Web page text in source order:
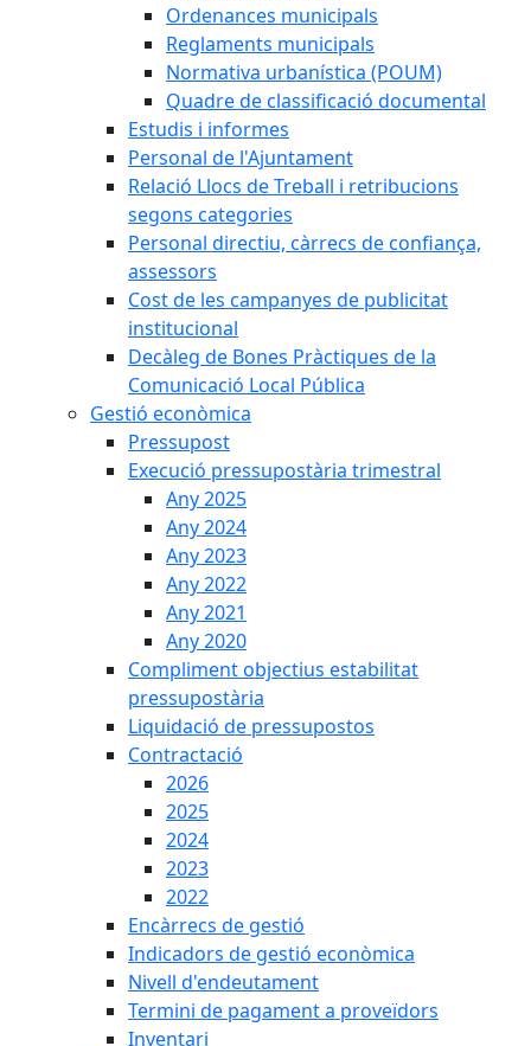
Ordenances municipals
Reglaments municipals
Normativa urbanística (POUM)
Quadre de classificació documental
Estudis i informes
Personal de l'Ajuntament
Relació Llocs de Treball i retribucions
segons categories
Personal directiu, càrrecs de confiança,
assessors
Cost de les campanyes de publicitat
institucional
Decàleg de Bones Pràctiques de la
Comunicació Local Pública
Gestió econòmica
Pressupost
Execució pressupostària trimestral
Any 2025
Any 2024
Any 2023
Any 2022
Any 2021
Any 2020
Compliment objectius estabilitat
pressupostària
Liquidació de pressupostos
Contractació
2026
2025
2024
2023
2022
Encàrrecs de gestió
Indicadors de gestió econòmica
Nivell d'endeutament
Termini de pagament a proveïdors
Inventari